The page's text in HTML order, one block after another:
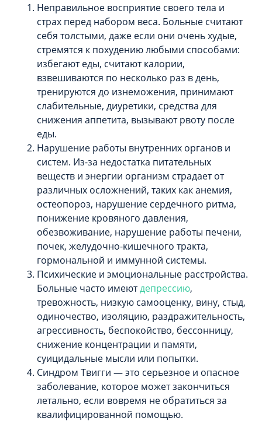
Неправильное восприятие своего тела и
страх перед набором веса. Больные считают
себя толстыми, даже если они очень худые,
стремятся к похудению любыми способами:
избегают еды, считают калории,
взвешиваются по несколько раз в день,
тренируются до изнеможения, принимают
слабительные, диуретики, средства для
снижения аппетита, вызывают рвоту после
еды.
Нарушение работы внутренних органов и
систем. Из-за недостатка питательных
веществ и энергии организм страдает от
различных осложнений, таких как анемия,
остеопороз, нарушение сердечного ритма,
понижение кровяного давления,
обезвоживание, нарушение работы печени,
почек, желудочно-кишечного тракта,
гормональной и иммунной системы.
Психические и эмоциональные расстройства.
Больные часто имеютдепрессию,
тревожность, низкую самооценку, вину, стыд,
одиночество, изоляцию, раздражительность,
агрессивность, беспокойство, бессонницу,
снижение концентрации и памяти,
суицидальные мысли или попытки.
Синдром Твигги — это серьезное и опасное
заболевание, которое может закончиться
летально, если вовремя не обратиться за
квалифицированной помощью.